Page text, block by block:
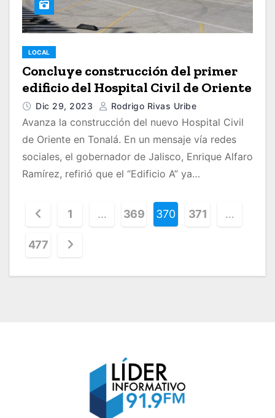
LOCAL
Concluye construcción del primer
edificio del Hospital Civil de Oriente
Dic 29, 2023 Rodrigo Rivas Uribe
Avanza la construcción del nuevo Hospital Civil
de Oriente en Tonalá. En un mensaje vía redes
sociales, el gobernador de Jalisco, Enrique Alfaro
Ramírez, refirió que el “Edificio A” ya…
a
g
1 … 369 370 371 …
477